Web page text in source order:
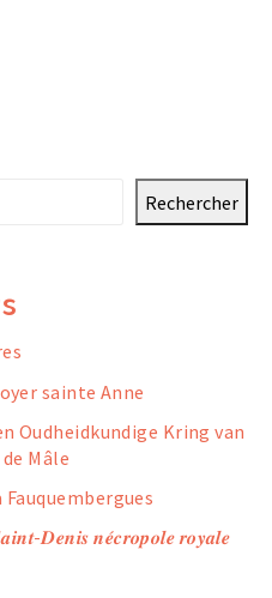
Rechercher
sainte Anne
Oudheidkundige Kring van
Mâle
𝑫𝒆𝒏𝒊𝒔 𝒏𝒆́𝒄𝒓𝒐𝒑𝒐𝒍𝒆 𝒓𝒐𝒚𝒂𝒍𝒆